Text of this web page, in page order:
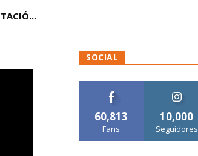
DE...
SOCIAL
60,813
Fans
10,000
Seguidores